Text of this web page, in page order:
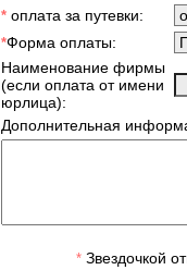
*оплата за путевки:
*Форма оплаты:
Наименование фирмы
(если оплата от имени
юрлица):
Дополнительная
*Звездочкой